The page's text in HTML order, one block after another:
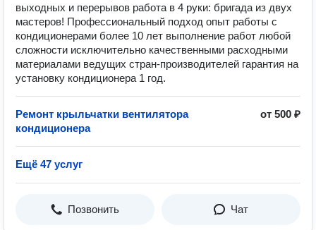
выходных и перерывов работа в 4 руки: бригада из двух
мастеров! Профессиональный подход опыт работы с
кондиционерами более 10 лет выполнение работ любой
сложности исключительно качественными расходными
материалами ведущих стран-производителей гарантия на
установку кондиционера 1 год.
Ремонт крыльчатки вентилятора
кондиционера
от 500 ₽
Ещё 47 услуг
Позвонить Чат